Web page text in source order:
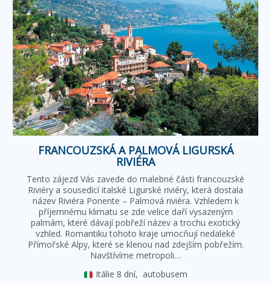
FRANCOUZSKÁ A PALMOVÁ LIGURSKÁ
RIVIÉRA
Tento zájezd Vás zavede do malebné části francouzské
Riviéry a sousedící italské Ligurské riviéry, která dostala
název Riviéra Ponente – Palmová riviéra. Vzhledem k
příjemnému klimatu se zde velice daří vysazeným
palmám, které dávají pobřeží název a trochu exotický
vzhled. Romantiku tohoto kraje umocňují nedaleké
Přímořské Alpy, které se klenou nad zdejším pobřežím.
Navštívíme metropoli…
Itálie 8 dní, autobusem